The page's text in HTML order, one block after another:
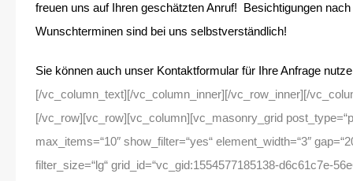
freuen uns auf Ihren geschätzten Anruf! Besichtigungen nach
Wunschterminen sind bei uns selbstverständlich!
Sie können auch unser Kontaktformular für Ihre Anfrage
[/vc_column_text][/vc_column_inner][/vc_row_inner][/
[/vc_row][vc_row][vc_column][vc_masonry_grid
max_items=“10″ show_filter=“yes“ element_width=“3″
filter_size=“lg“ grid_id=“vc_gid:1554577185138-d6c61c7e-